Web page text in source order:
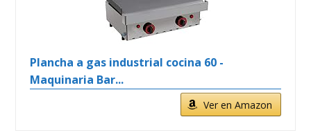
Plancha a gas industrial cocina 60 -
Maquinaria Bar...
Ver en Amazon